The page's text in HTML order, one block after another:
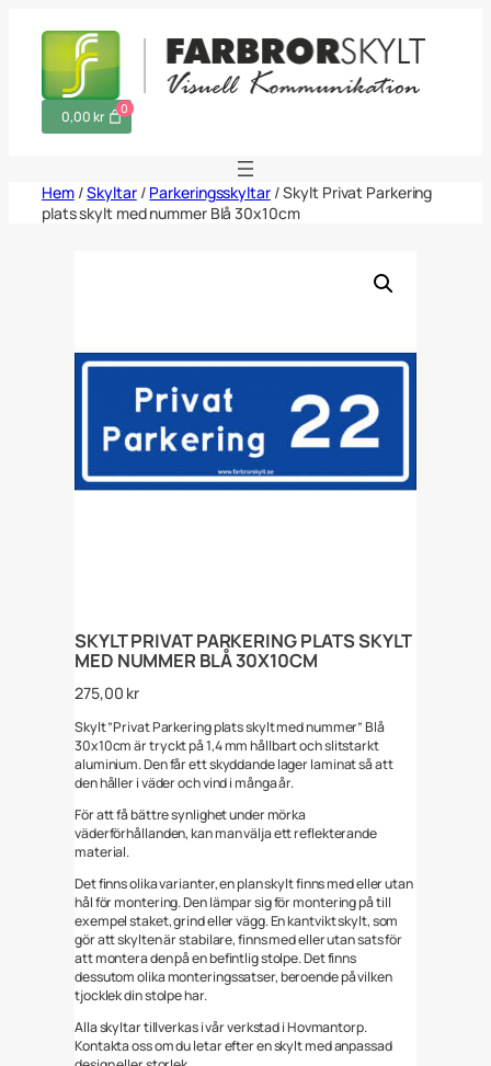
0
0,00 kr
Hem/Skyltar/ Parkeringsskyltar/ Skylt Privat Parkering
plats skylt med nummer Blå 30x10cm
SKYLT PRIVAT PARKERING PLATS SKYLT
MED NUMMER BLÅ 30X10CM
275,00 kr
Skylt ”Privat Parkering plats skylt med nummer” Blå
30x10cm är tryckt på 1,4 mm hållbart och slitstarkt
aluminium. Den får ett skyddande lager laminat så att
den håller i väder och vind i många år.
För att få bättre synlighet under mörka
väderförhållanden, kan man välja ett reflekterande
material.
Det finns olika varianter, en plan skylt finns med eller utan
hål för montering. Den lämpar sig för montering på till
exempel staket, grind eller vägg. En kantvikt skylt, som
gör att skylten är stabilare, finns med eller utan sats för
att montera den på en befintlig stolpe. Det finns
dessutom olika monteringssatser, beroende på vilken
tjocklek din stolpe har.
Alla skyltar tillverkas i vår verkstad i Hovmantorp.
Kontakta oss om du letar efter en skylt med anpassad